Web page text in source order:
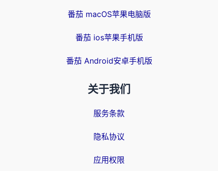
番茄 macOS苹果电脑版
番茄 ios苹果手机版
番茄 Android安卓手机版
关于我们
服务条款
隐私协议
应用权限